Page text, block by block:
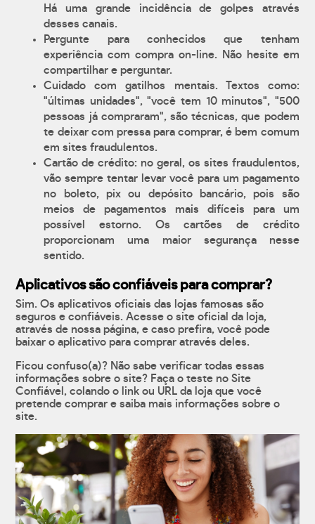
Há uma grande incidência de golpes através
desses canais.
Pergunte para conhecidos que tenham
experiência com compra on-line. Não hesite em
compartilhar e perguntar.
Cuidado com gatilhos mentais. Textos como:
"últimas unidades", "você tem 10 minutos", "500
pessoas já compraram", são técnicas, que podem
te deixar com pressa para comprar, é bem comum
em sites fraudulentos.
Cartão de crédito: no geral, os sites fraudulentos,
vão sempre tentar levar você para um pagamento
no boleto, pix ou depósito bancário, pois são
meios de pagamentos mais difíceis para um
possível estorno. Os cartões de crédito
proporcionam uma maior segurança nesse
sentido.
Aplicativos são confiáveis para comprar?
Sim. Os aplicativos oficiais das lojas famosas são
seguros e confiáveis. Acesse o site oficial da loja,
através de nossa página, e caso prefira, você pode
baixar o aplicativo para comprar através deles.
Ficou confuso(a)? Não sabe verificar todas essas
informações sobre o site? Faça o teste no Site
Confiável, colando o link ou URL da loja que você
pretende comprar e saiba mais informações sobre o
site.